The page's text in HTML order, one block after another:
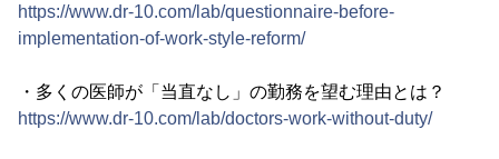
https://www.dr-10.com/lab/questionnaire-before-
implementation-of-work-style-reform/
・多くの医師が「当直なし」の勤務を望む理由とは？
https://www.dr-10.com/lab/doctors-work-without-duty/